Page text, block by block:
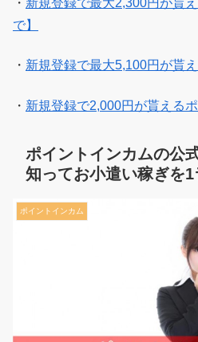
で】
・ 新規登録で最大5,100円が貰
・ 新規登録で2,000円が貰える
ポイントインカムの公
知ってお小遣い稼ぎを
ポイントインカム